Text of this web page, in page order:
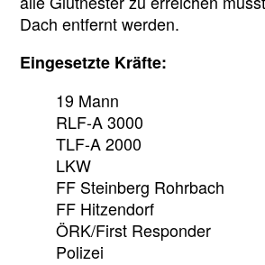
Dach entfernt werden.
Eingesetzte Kräfte:
19 Mann
RLF-A 3000
TLF-A 2000
LKW
FF Steinberg Rohrbach
FF Hitzendorf
ÖRK/First Responder
Polizei